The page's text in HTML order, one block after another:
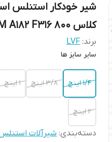
کلاس 800 ASTM A182 F316
برند: LVF
سایر سایز ها
1/4 اینچ 3/8 اینچ 1 اینچ
2 اینچ
دسته‌بندی:شیرآلات